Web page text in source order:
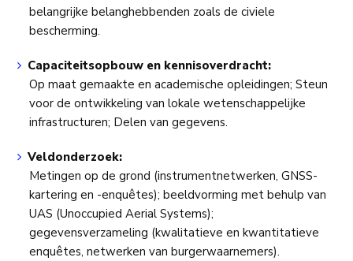
belangrijke belanghebbenden zoals de civiele
bescherming.
Capaciteitsopbouw en kennisoverdracht:
Op maat gemaakte en academische opleidingen; Steun
voor de ontwikkeling van lokale wetenschappelijke
infrastructuren; Delen van gegevens.
Veldonderzoek:
Metingen op de grond (instrumentnetwerken, GNSS-
kartering en -enquêtes); beeldvorming met behulp van
UAS (Unoccupied Aerial Systems);
gegevensverzameling (kwalitatieve en kwantitatieve
enquêtes, netwerken van burgerwaarnemers).